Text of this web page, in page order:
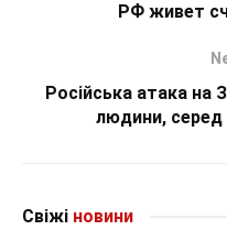
РФ живет
Російська атака
людини, серед
Свіжі новини